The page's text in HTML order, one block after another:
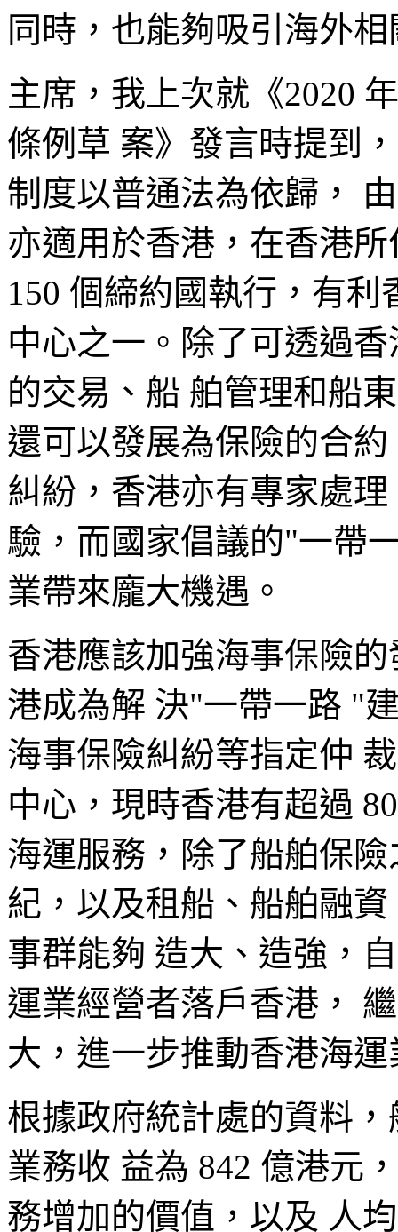
同時，也能夠吸引海外
主席，我上次就《2020
條例草 案》發言時提到
制度以普通法為依歸，
亦適用於香港，在香港
150 個締約國執行，有
中心之一。除了可透過
的交易、船 舶管理和船
還可以發展為保險的合
糾紛，香港亦有專家處
驗，而國家倡議的"一帶
業帶來龐大機遇。
香港應該加強海事保險
港成為解 決"一帶一路 "
海事保險糾紛等指定仲
中心，現時香港有超過
海運服務，除了船舶保
紀，以及租船、船舶融
事群能夠 造大、造強，
運業經營者落戶香港，
大，進一步推動香港海
根據政府統計處的資料
業務收 益為 842 億港元
務增加的價值，以及 人